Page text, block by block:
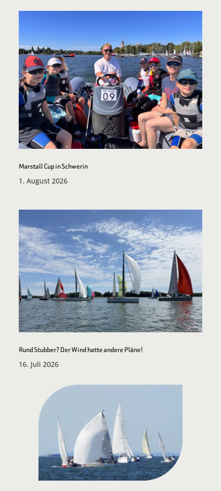
Marstall Cup in Schwerin
1. August 2026
Rund Stubber? Der Wind hatte andere Pläne!
16. Juli 2026